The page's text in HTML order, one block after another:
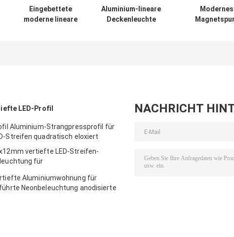
Eingebettete
moderne lineare
Aluminium-lineare
Deckenleuchte
Modernes
LED-Profil
Aluminium-Strangpressprofil für
Streifen quadratisch eloxiert
vertiefte LED-Streifen-
für
Aluminiumwohnung für
Neonbeleuchtung anodisierte
NACHRICHT